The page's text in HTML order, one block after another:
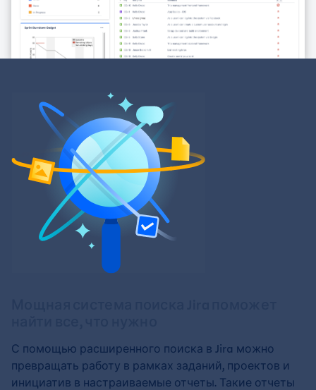
С помощью расширенного поиска в Jira можно
превращать работу в рамках заданий, проектов и
инициатив в настраиваемые отчеты. Такие отчеты